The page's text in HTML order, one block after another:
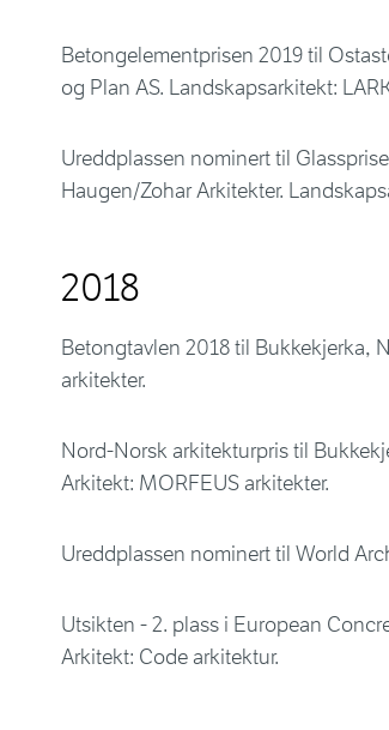
Betongelementprisen 2019 til
og Plan AS. Landskapsarkitekt:
Ureddplassen nominert til
Haugen/Zohar Arkitekter.
2018
Betongtavlen 2018 til Bukkekjerka,
arkitekter.
Nord-Norsk arkitekturpris til
Arkitekt: MORFEUS arkitekter.
Ureddplassen nominert til World
Utsikten - 2. plass i European
Arkitekt: Code arkitektur.